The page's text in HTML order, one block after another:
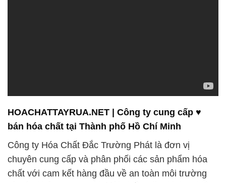
HOACHATTAYRUA.NET | Công ty cung cấp ♥
bán hóa chất tại Thành phố Hồ Chí Minh
Công ty Hóa Chất Đắc Trường Phát là đơn vị
chuyên cung cấp và phân phối các sản phẩm hóa
chất với cam kết hàng đầu về an toàn môi trường